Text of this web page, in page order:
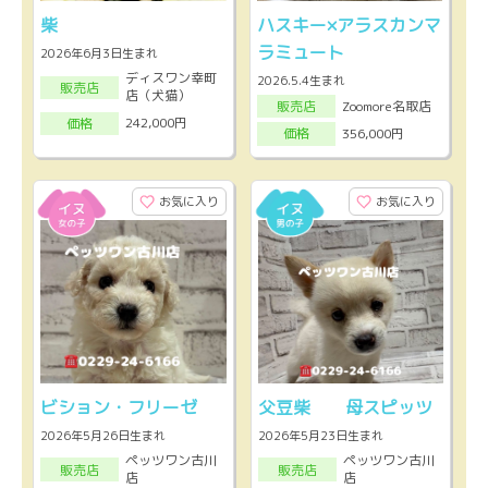
柴
2026年6月3日生まれ
販売店
ディスワン幸町
店（犬猫）
価格
242,000円
ハスキー×アラスカンマ
ラミュート
2026.5.4生まれ
販売店
Zoomore名取店
価格
356,000円
お気に入り
ビション・フリーゼ
2026年5月26日生まれ
販売店
ペッツワン古川
店
お気に入り
父豆柴 母スピッツ
2026年5月23日生まれ
販売店
ペッツワン古川
店